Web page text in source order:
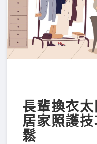
長輩換衣
居家照護
鬆